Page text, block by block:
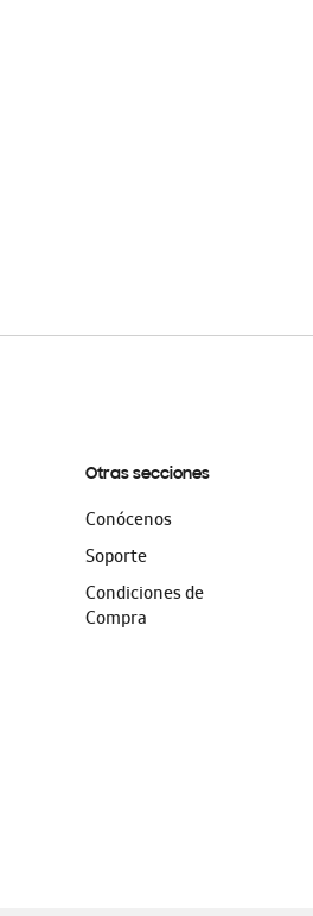
Otras secciones
Conócenos
Soporte
Condiciones de
Compra